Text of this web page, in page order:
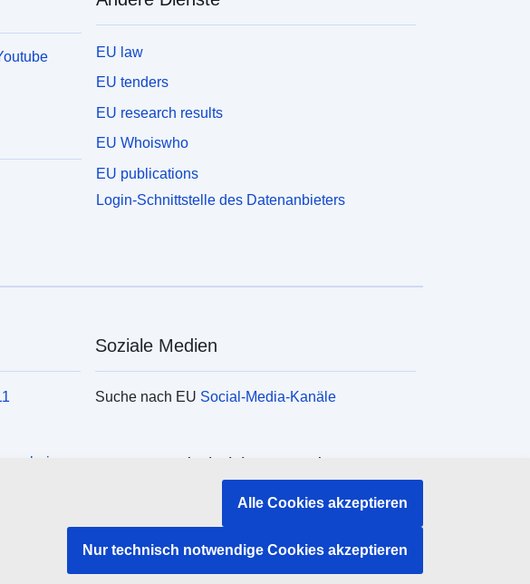
EU law
EU tenders
EU research results
EU Whoiswho
EU publications
Login-Schnittstelle des Datenanbieters
vorbei
Soziale Medien
Suche nach EU Social-Media-Kanäle
Organe und Einrichtungen der EU
Suche nach Institutionen und Einrichtungen der
Alle Cookies akzeptieren
Nur technisch notwendige Cookies akzeptieren